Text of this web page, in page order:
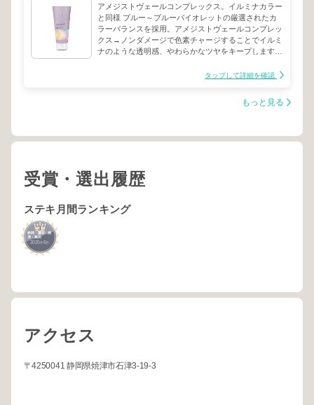
アメジストヴェールコンプレックス。イルミナカラー
と同様 ブルー～ブルーバイオレットの厳選されたカ
ラーバランスを採用。アメジストヴェールコンプレッ
クス→ノンダメージで色素チャージすることでイルミ
ナのような透明感、やわらかなツヤをキープします。
しい髪色へ導きます。カラーモーション＋独自のテク
を保護してキューティクル表面を均一に整え、美しい
やわらかくなめらかな質感に整えます。
タップして詳細を確認
もっと見る
受賞・選出履歴
ステキ月間ランキング
3
静岡・藤枝・焼
津・島田
2025年 6月
アクセス
〒4250041 静岡県焼津市石津3-19-3